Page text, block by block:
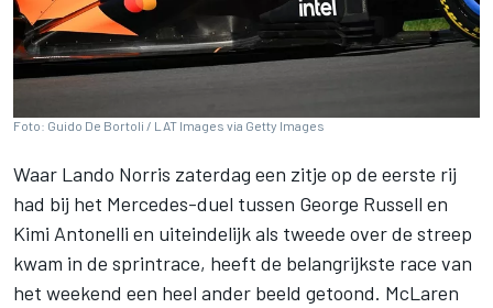
Foto: Guido De Bortoli / LAT Images via Getty Images
Waar Lando Norris zaterdag een zitje op de eerste rij
had bij het Mercedes-duel tussen George Russell en
Kimi Antonelli en uiteindelijk als tweede over de streep
kwam in de sprintrace, heeft de belangrijkste race van
het weekend een heel ander beeld getoond. McLaren